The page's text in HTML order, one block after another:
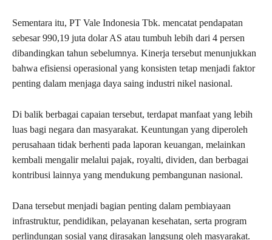
Sementara itu, PT Vale Indonesia Tbk. mencatat pendapatan
sebesar 990,19 juta dolar AS atau tumbuh lebih dari 4 persen
dibandingkan tahun sebelumnya. Kinerja tersebut menunjukkan
bahwa efisiensi operasional yang konsisten tetap menjadi faktor
penting dalam menjaga daya saing industri nikel nasional.
Di balik berbagai capaian tersebut, terdapat manfaat yang lebih
luas bagi negara dan masyarakat. Keuntungan yang diperoleh
perusahaan tidak berhenti pada laporan keuangan, melainkan
kembali mengalir melalui pajak, royalti, dividen, dan berbagai
kontribusi lainnya yang mendukung pembangunan nasional.
Dana tersebut menjadi bagian penting dalam pembiayaan
infrastruktur, pendidikan, pelayanan kesehatan, serta program
perlindungan sosial yang dirasakan langsung oleh masyarakat.